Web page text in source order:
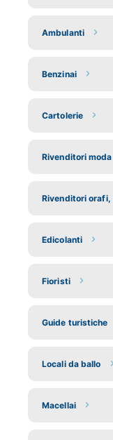
Ambulanti
Benzinai
Cartolerie
Rivenditori moda
Rivenditori
Edicolanti
Fioristi
Guide turistiche
Locali da ballo
Macellai